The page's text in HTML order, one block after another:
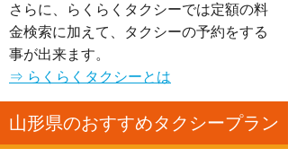
さらに、らくらくタクシーでは定額の料
金検索に加えて、タクシーの予約をする
事が出来ます。
⇒ らくらくタクシーとは
山形県のおすすめタクシープラン